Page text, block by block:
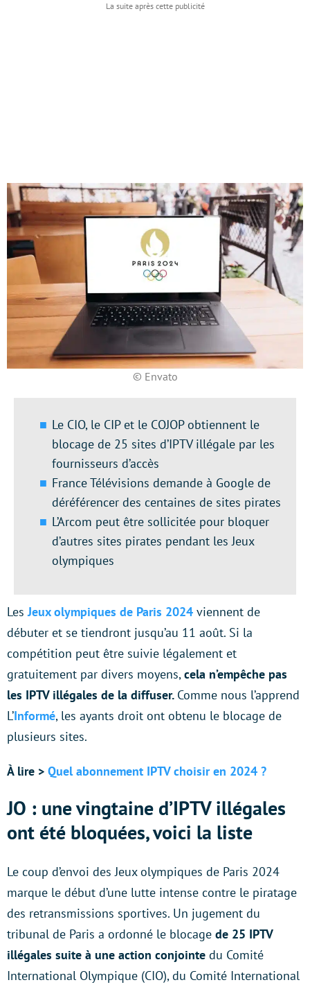
© Envato
Le CIO, le CIP et le COJOP obtiennent le
blocage de 25 sites d’IPTV illégale par les
fournisseurs d’accès
France Télévisions demande à Google de
déréférencer des centaines de sites pirates
L’Arcom peut être sollicitée pour bloquer
d’autres sites pirates pendant les Jeux
olympiques
Les Jeux olympiques de Paris 2024 viennent de
débuter et se tiendront jusqu’au 11 août. Si la
compétition peut être suivie légalement et
gratuitement par divers moyens, cela n’empêche pas
les IPTV illégales de la diffuser. Comme nous l’apprend
L’Informé, les ayants droit ont obtenu le blocage de
plusieurs sites.
À lire > Quel abonnement IPTV choisir en 2024 ?
JO : une vingtaine d’IPTV illégales
ont été bloquées, voici la liste
Le coup d’envoi des Jeux olympiques de Paris 2024
marque le début d’une lutte intense contre le piratage
des retransmissions sportives. Un jugement du
tribunal de Paris a ordonné le blocage de 25 IPTV
illégales suite à une action conjointe du Comité
International Olympique (CIO), du Comité International